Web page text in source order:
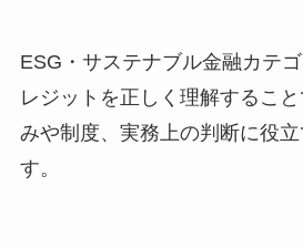
ESG・サステナブル金融カテ
レジットを正しく理解するこ
みや制度、実務上の判断に役
す。